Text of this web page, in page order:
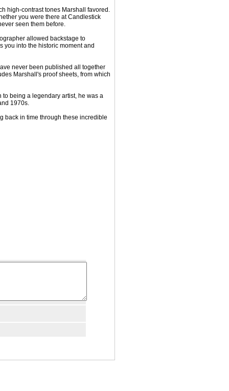
high-contrast tones Marshall favored.
you were there at Candlestick
seen them before.
allowed backstage to
you into the historic moment and
never been published all together
Marshall's proof sheets, from which
to being a legendary artist, he was a
1970s.
back in time through these incredible